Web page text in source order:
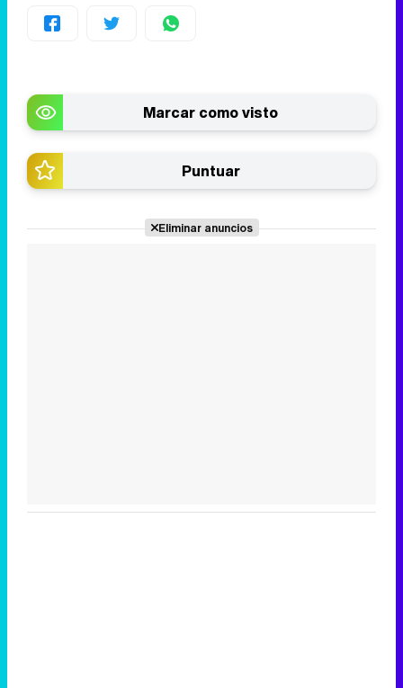
Marcar como visto
Puntuar
Eliminar anuncios